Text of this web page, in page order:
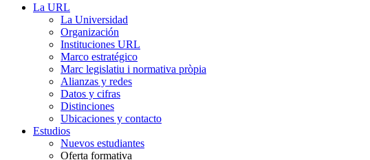
La URL
La Universidad
Organización
Instituciones URL
Marco estratégico
Marc legislatiu i normativa pròpia
Alianzas y redes
Datos y cifras
Distinciones
Ubicaciones y contacto
Estudios
Nuevos estudiantes
Oferta formativa